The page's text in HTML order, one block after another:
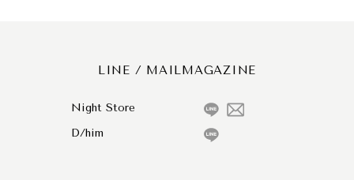
LINE / MAILMAGAZINE
Night Store
D/him